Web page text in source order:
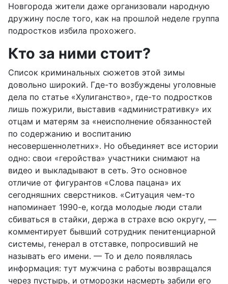
Новгорода жители даже организовали народную
дружину после того, как на прошлой неделе группа
подростков избила прохожего.
Кто за ними стоит?
Список криминальных сюжетов этой зимы
довольно широкий. Где-то возбуждены уголовные
дела по статье «Хулиганство», где-то подростков
лишь пожурили, выставив «административку» их
отцам и матерям за «неисполнение обязанностей
по содержанию и воспитанию
несовершеннолетних». Но объединяет все истории
одно: свои «геройства» участники снимают на
видео и выкладывают в сеть. Это основное
отличие от фигурантов «Слова пацана» их
сегодняшних сверстников. «Ситуация чем-то
напоминает 1990-е, когда молодые люди стали
сбиваться в стайки, держа в страхе всю округу, —
комментирует бывший сотрудник пенитенциарной
системы, генерал в отставке, попросивший не
называть его имени. — То и дело появлялась
информация: тут мужчина с работы возвращался
через пустырь, и отморозки насмерть забили его